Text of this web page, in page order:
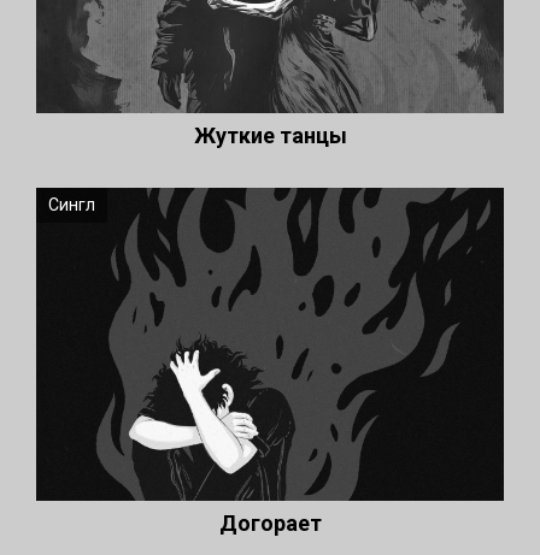
Жуткие танцы
Сингл
Догорает